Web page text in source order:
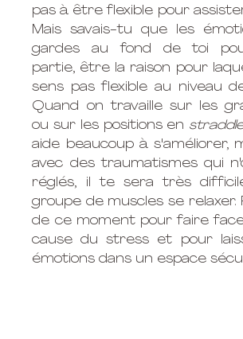
pas à être flexible pour
Mais savais-tu que les
gardes au fond de toi
partie, être la raison pour
sens pas flexible au niveau
Quand on travaille sur les
ou sur les positions en
aide beaucoup à s'améliorer,
avec des traumatismes qui
réglés, il te sera très
groupe de muscles se relaxer.
de ce moment pour faire
cause du stress et pour
émotions dans un espace